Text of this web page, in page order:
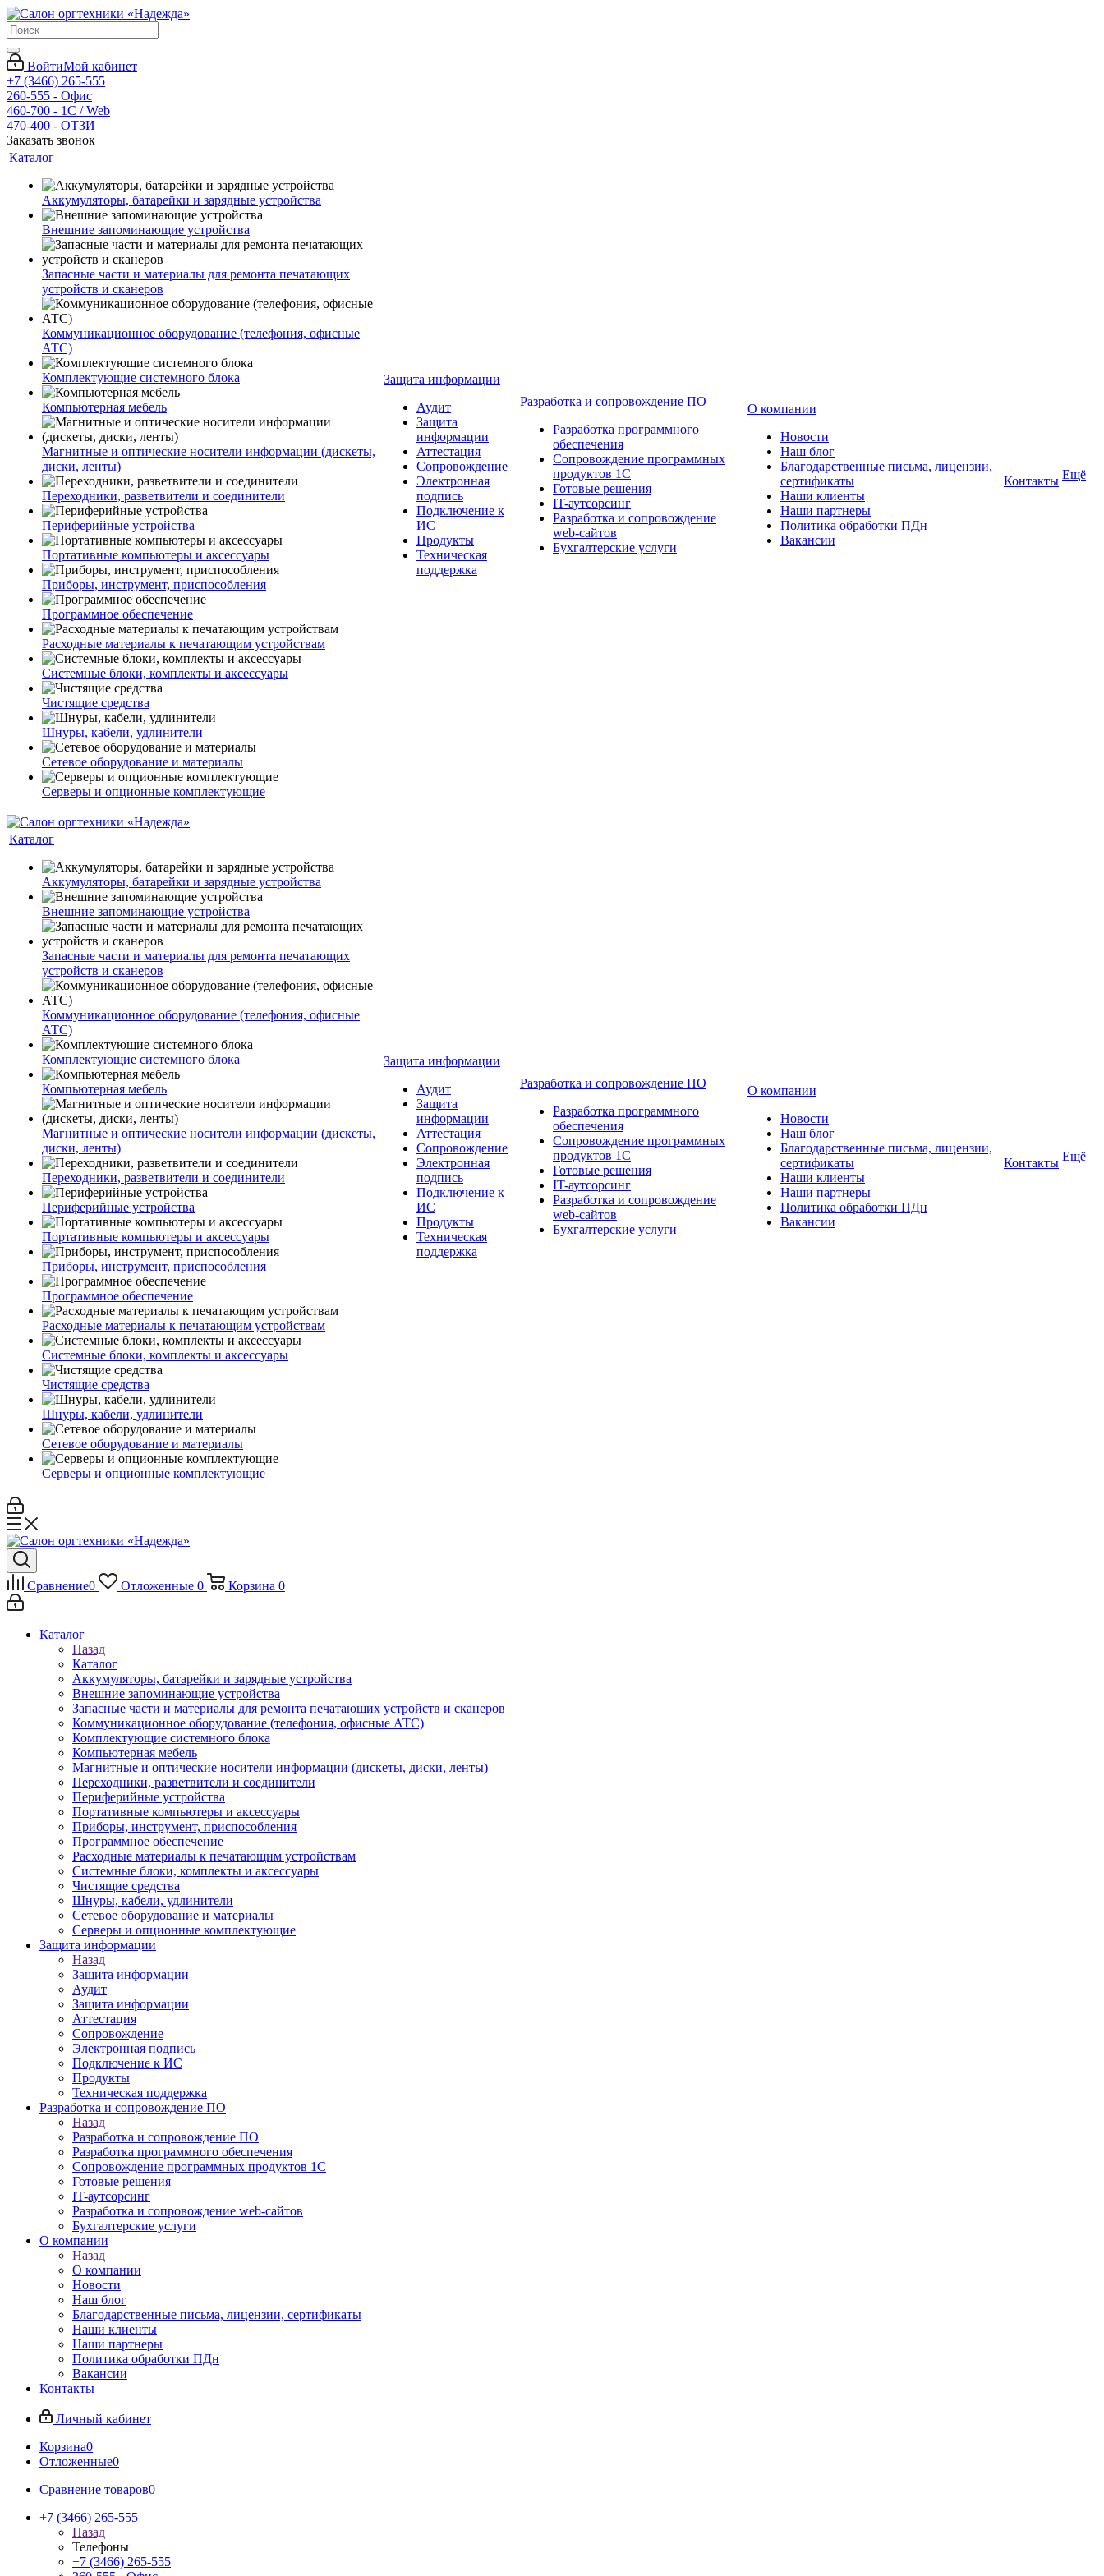
ВойтиМой кабинет
+7 (3466) 265-555
260-555 - Офис
460-700 - 1C / Web
470-400 - ОТЗИ
Заказать звонок
Каталог
Аккумуляторы, батарейки и зарядные устройства
Внешние запоминающие устройства
Запасные части и материалы для ремонта печатающих
устройств и сканеров
Коммуникационное оборудование (телефония, офисные
АТС)
Комплектующие системного блока
Компьютерная мебель
Магнитные и оптические носители информации (дискеты,
диски, ленты)
Переходники, разветвители и соединители
Периферийные устройства
Портативные компьютеры и аксессуары
Приборы, инструмент, приспособления
Программное обеспечение
Расходные материалы к печатающим устройствам
Системные блоки, комплекты и аксессуары
Чистящие средства
Шнуры, кабели, удлинители
Сетевое оборудование и материалы
Серверы и опционные комплектующие
Защита информации
Аудит
Защита
информации
Аттестация
Сопровождение
Электронная
подпись
Подключение к
ИС
Продукты
Техническая
поддержка
Разработка и сопровождение ПО
Разработка программного
обеспечения
Сопровождение программных
продуктов 1С
Готовые решения
IT-аутсорсинг
Разработка и сопровождение
web-сайтов
Бухгалтерские услуги
О компании
Новости
Наш блог
Благодарственные письма, лицензии,
сертификаты
Наши клиенты
Наши партнеры
Политика обработки ПДн
Вакансии
Контакты Ещё
Каталог
Аккумуляторы, батарейки и зарядные устройства
Внешние запоминающие устройства
Запасные части и материалы для ремонта печатающих
устройств и сканеров
Коммуникационное оборудование (телефония, офисные
АТС)
Комплектующие системного блока
Компьютерная мебель
Магнитные и оптические носители информации (дискеты,
диски, ленты)
Переходники, разветвители и соединители
Периферийные устройства
Портативные компьютеры и аксессуары
Приборы, инструмент, приспособления
Программное обеспечение
Расходные материалы к печатающим устройствам
Системные блоки, комплекты и аксессуары
Чистящие средства
Шнуры, кабели, удлинители
Сетевое оборудование и материалы
Серверы и опционные комплектующие
Защита информации
Аудит
Защита
информации
Аттестация
Сопровождение
Электронная
подпись
Подключение к
ИС
Продукты
Техническая
поддержка
Разработка и сопровождение ПО
Разработка программного
обеспечения
Сопровождение программных
продуктов 1С
Готовые решения
IT-аутсорсинг
Разработка и сопровождение
web-сайтов
Бухгалтерские услуги
О компании
Новости
Наш блог
Благодарственные письма, лицензии,
сертификаты
Наши клиенты
Наши партнеры
Политика обработки ПДн
Вакансии
Контакты Ещё
Сравнение0 Отложенные 0 Корзина 0
Каталог
Назад
Каталог
Аккумуляторы, батарейки и зарядные устройства
Внешние запоминающие устройства
Запасные части и материалы для ремонта печатающих устройств и сканеров
Коммуникационное оборудование (телефония, офисные АТС)
Комплектующие системного блока
Компьютерная мебель
Магнитные и оптические носители информации (дискеты, диски, ленты)
Переходники, разветвители и соединители
Периферийные устройства
Портативные компьютеры и аксессуары
Приборы, инструмент, приспособления
Программное обеспечение
Расходные материалы к печатающим устройствам
Системные блоки, комплекты и аксессуары
Чистящие средства
Шнуры, кабели, удлинители
Сетевое оборудование и материалы
Серверы и опционные комплектующие
Защита информации
Назад
Защита информации
Аудит
Защита информации
Аттестация
Сопровождение
Электронная подпись
Подключение к ИС
Продукты
Техническая поддержка
Разработка и сопровождение ПО
Назад
Разработка и сопровождение ПО
Разработка программного обеспечения
Сопровождение программных продуктов 1С
Готовые решения
IT-аутсорсинг
Разработка и сопровождение web-сайтов
Бухгалтерские услуги
О компании
Назад
О компании
Новости
Наш блог
Благодарственные письма, лицензии, сертификаты
Наши клиенты
Наши партнеры
Политика обработки ПДн
Вакансии
Контакты
Личный кабинет
Корзина0
Отложенные0
Сравнение товаров0
+7 (3466) 265-555
Назад
Телефоны
+7 (3466) 265-555